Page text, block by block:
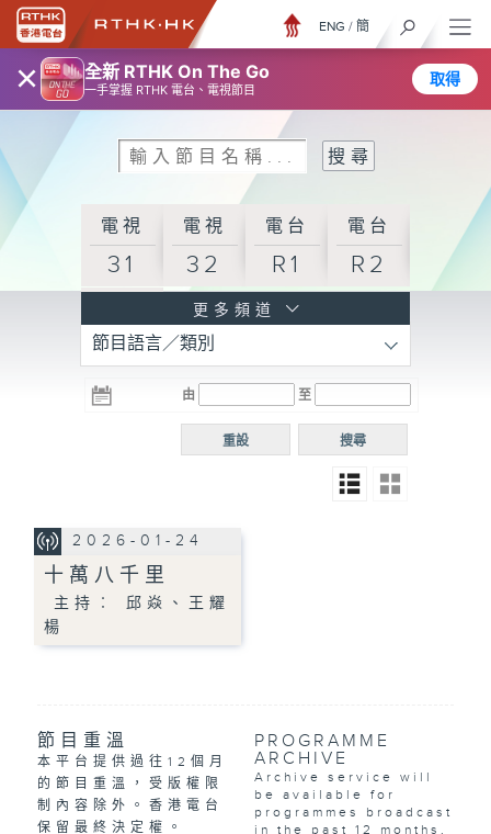
× 全新 RTHK On The Go
一手掌握 RTHK 電台、電視節目
取得
ENG / 簡
電視
31
電視
32
電台
R1
電台
R2
R3
電台 電台
R5
電台
普通
更多頻道
節目語言／類別
由 至
搜尋
重設
2026-01-24
十萬八千里
主持︰ 邱焱、王耀
楊
節目重溫
本平台提供過往12個月
的節目重溫，受版權限
制內容除外。香港電台
保留最終決定權。
PROGRAMME
ARCHIVE
Archive service will
be available for
programmes broadcast
in the past 12 months,